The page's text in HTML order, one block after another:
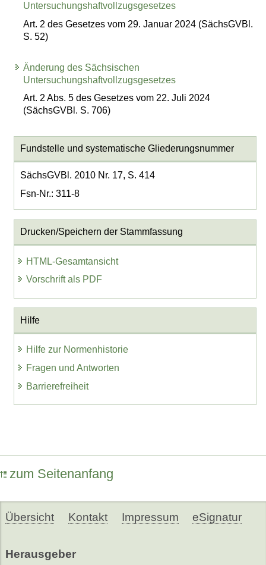
Untersuchungshaftvollzugsgesetzes
Art. 2 des Gesetzes vom 29. Januar 2024 (SächsGVBl.
S. 52)
Änderung des Sächsischen
Untersuchungshaftvollzugsgesetzes
Art. 2 Abs. 5 des Gesetzes vom 22. Juli 2024
(SächsGVBl. S. 706)
Fundstelle und systematische Gliederungsnummer
SächsGVBl. 2010 Nr. 17, S. 414
Fsn-Nr.: 311-8
Drucken/Speichern der Stammfassung
HTML-Gesamtansicht
Vorschrift als PDF
Hilfe
Hilfe zur Normenhistorie
Fragen und Antworten
Barrierefreiheit
zum Seitenanfang
Übersicht Kontakt Impressum eSignatur
Herausgeber